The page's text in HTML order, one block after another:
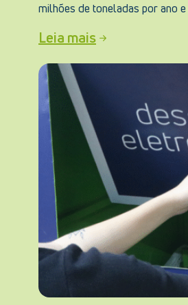
milhões de toneladas por ano
Leia mais